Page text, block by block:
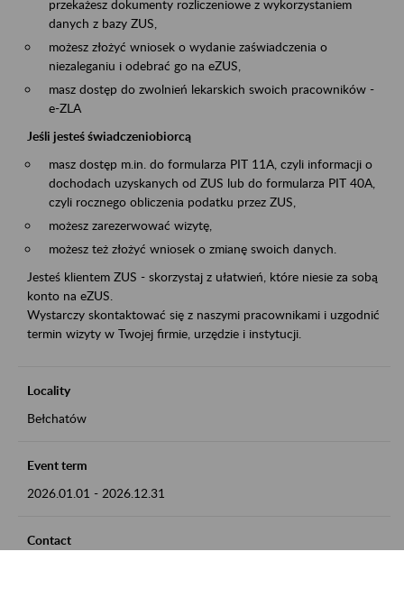
przekażesz dokumenty rozliczeniowe z wykorzystaniem
danych z bazy ZUS,
możesz złożyć wniosek o wydanie zaświadczenia o
niezaleganiu i odebrać go na eZUS,
masz dostęp do zwolnień lekarskich swoich pracowników -
e-ZLA
Jeśli jesteś świadczeniobiorcą
masz dostęp m.in. do formularza PIT 11A, czyli informacji o
dochodach uzyskanych od ZUS lub do formularza PIT 40A,
czyli rocznego obliczenia podatku przez ZUS,
możesz zarezerwować wizytę,
możesz też złożyć wniosek o zmianę swoich danych.
Jesteś klientem ZUS - skorzystaj z ułatwień, które niesie za sobą
konto na eZUS.
Wystarczy skontaktować się z naszymi pracownikami i uzgodnić
termin wizyty w Twojej firmie, urzędzie i instytucji.
Locality
Bełchatów
Event term
2026.01.01 - 2026.12.31
Contact